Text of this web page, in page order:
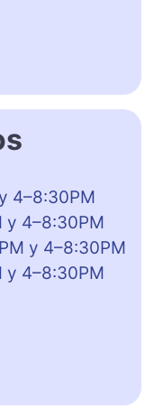
4–8:30PM
y 4–8:30PM
y 4–8:30PM
y 4–8:30PM